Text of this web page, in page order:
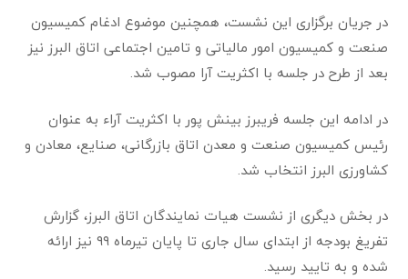
در جریان برگزاری این نشست، همچنین موضوع ادغام کمیسیون
صنعت و کمیسیون امور مالیاتی و تامین اجتماعی اتاق البرز نیز
بعد از طرح در جلسه با اکثریت آرا مصوب شد.
در ادامه این جلسه فریبرز بینش پور با اکثریت آراء به عنوان
رئیس کمیسیون صنعت و معدن اتاق بازرگانی، صنایع، معادن و
کشاورزی البرز انتخاب شد.
در بخش دیگری از نشست هیات نمایندگان اتاق البرز، گزارش
تفریغ بودجه از ابتدای سال جاری تا پایان تیرماه ۹۹ نیز ارائه
شده و به تایید رسید.